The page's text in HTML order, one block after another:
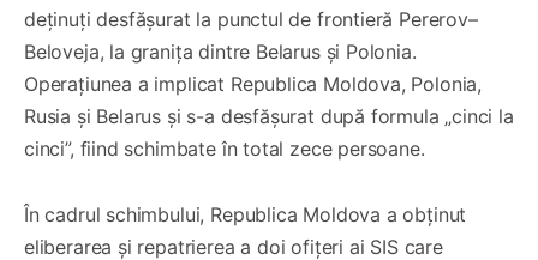
deținuți desfășurat la punctul de frontieră Pererov–
Beloveja, la granița dintre Belarus și Polonia.
Operațiunea a implicat Republica Moldova, Polonia,
Rusia și Belarus și s-a desfășurat după formula „cinci la
cinci”, fiind schimbate în total zece persoane.
În cadrul schimbului, Republica Moldova a obținut
eliberarea și repatrierea a doi ofițeri ai SIS care